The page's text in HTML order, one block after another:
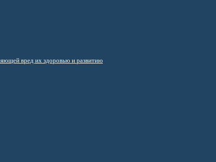
вред их здоровью и развитию